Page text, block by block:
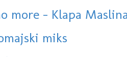
more - Klapa
miks